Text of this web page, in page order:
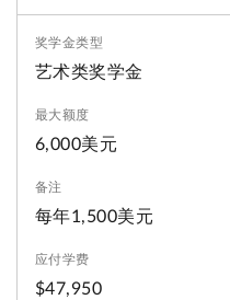
艺术类奖学金
6,000美元
每年1,500美元
$47,950